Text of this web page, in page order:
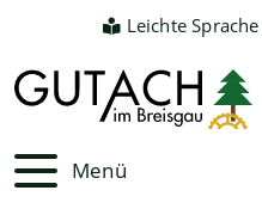
Leichte Sprache
Menü